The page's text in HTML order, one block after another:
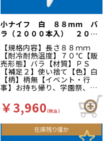
小ナイフ 白 ８８ｍｍ バ
ラ（２０００本入） ２００
０本入
【規格内容】長さ８８ｍｍ
【耐冷耐熱温度】７０℃【販
売形態】バラ【材質】ＰＳ
【補足２】使い捨て【色】白
【柄】柄無【イベント・行
事】お持ち帰り、学園祭、バ
ザー、お祭り、夏祭り、文化
祭、屋台、出店、露店、ＢＢ
Ｑ、バーベキュー、パーティ
ー【商品特徴】イベント等の
容器のお供に！サラダやデザ
ートなど、多様にお使いいた
￥3,960(税込)